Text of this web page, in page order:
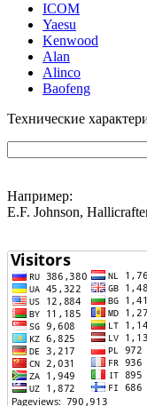
ICOM
Yaesu
Kenwood
Alan
Alinco
Baofeng
Технические
Например:
E.F. Johnson,